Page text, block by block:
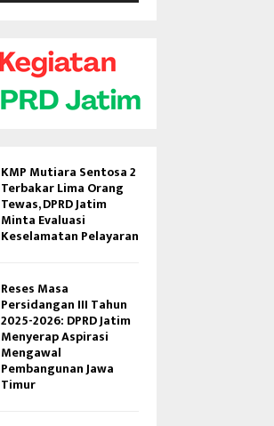
KMP Mutiara Sentosa 2
Terbakar Lima Orang
Tewas, DPRD Jatim
Minta Evaluasi
Keselamatan Pelayaran
Reses Masa
Persidangan III Tahun
2025-2026: DPRD Jatim
Menyerap Aspirasi
Mengawal
Pembangunan Jawa
Timur